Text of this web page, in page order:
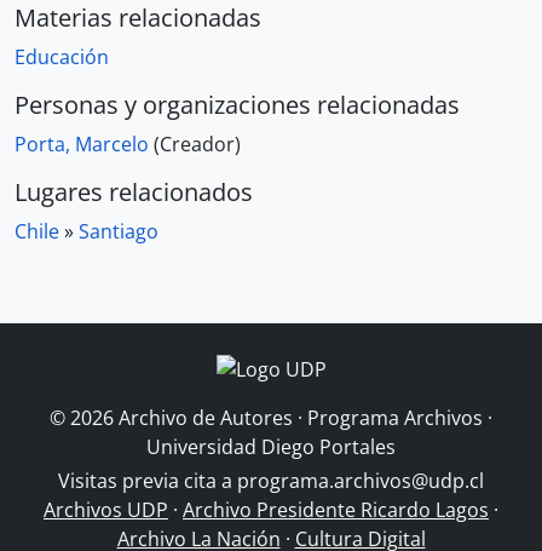
Materias relacionadas
Educación
Personas y organizaciones relacionadas
Porta, Marcelo (Creador)
Lugares relacionados
Chile»Santiago
© 2026 Archivo de Autores · Programa Archivos ·
Universidad Diego Portales
Visitas previa cita a programa.archivos@udp.cl
Archivos UDP · Archivo Presidente Ricardo Lagos ·
Archivo La Nación · Cultura Digital